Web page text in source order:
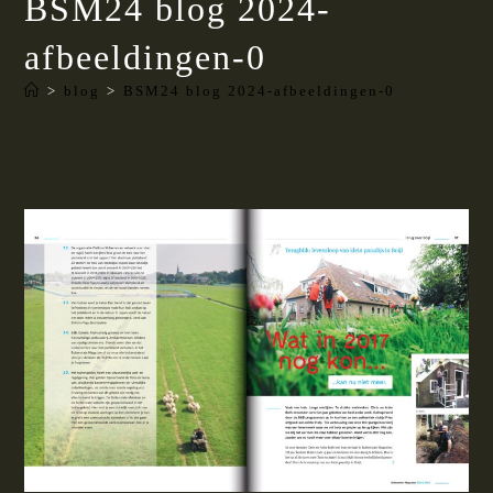
BSM24 blog 2024-
afbeeldingen-0
> blog > BSM24 blog 2024-afbeeldingen-0